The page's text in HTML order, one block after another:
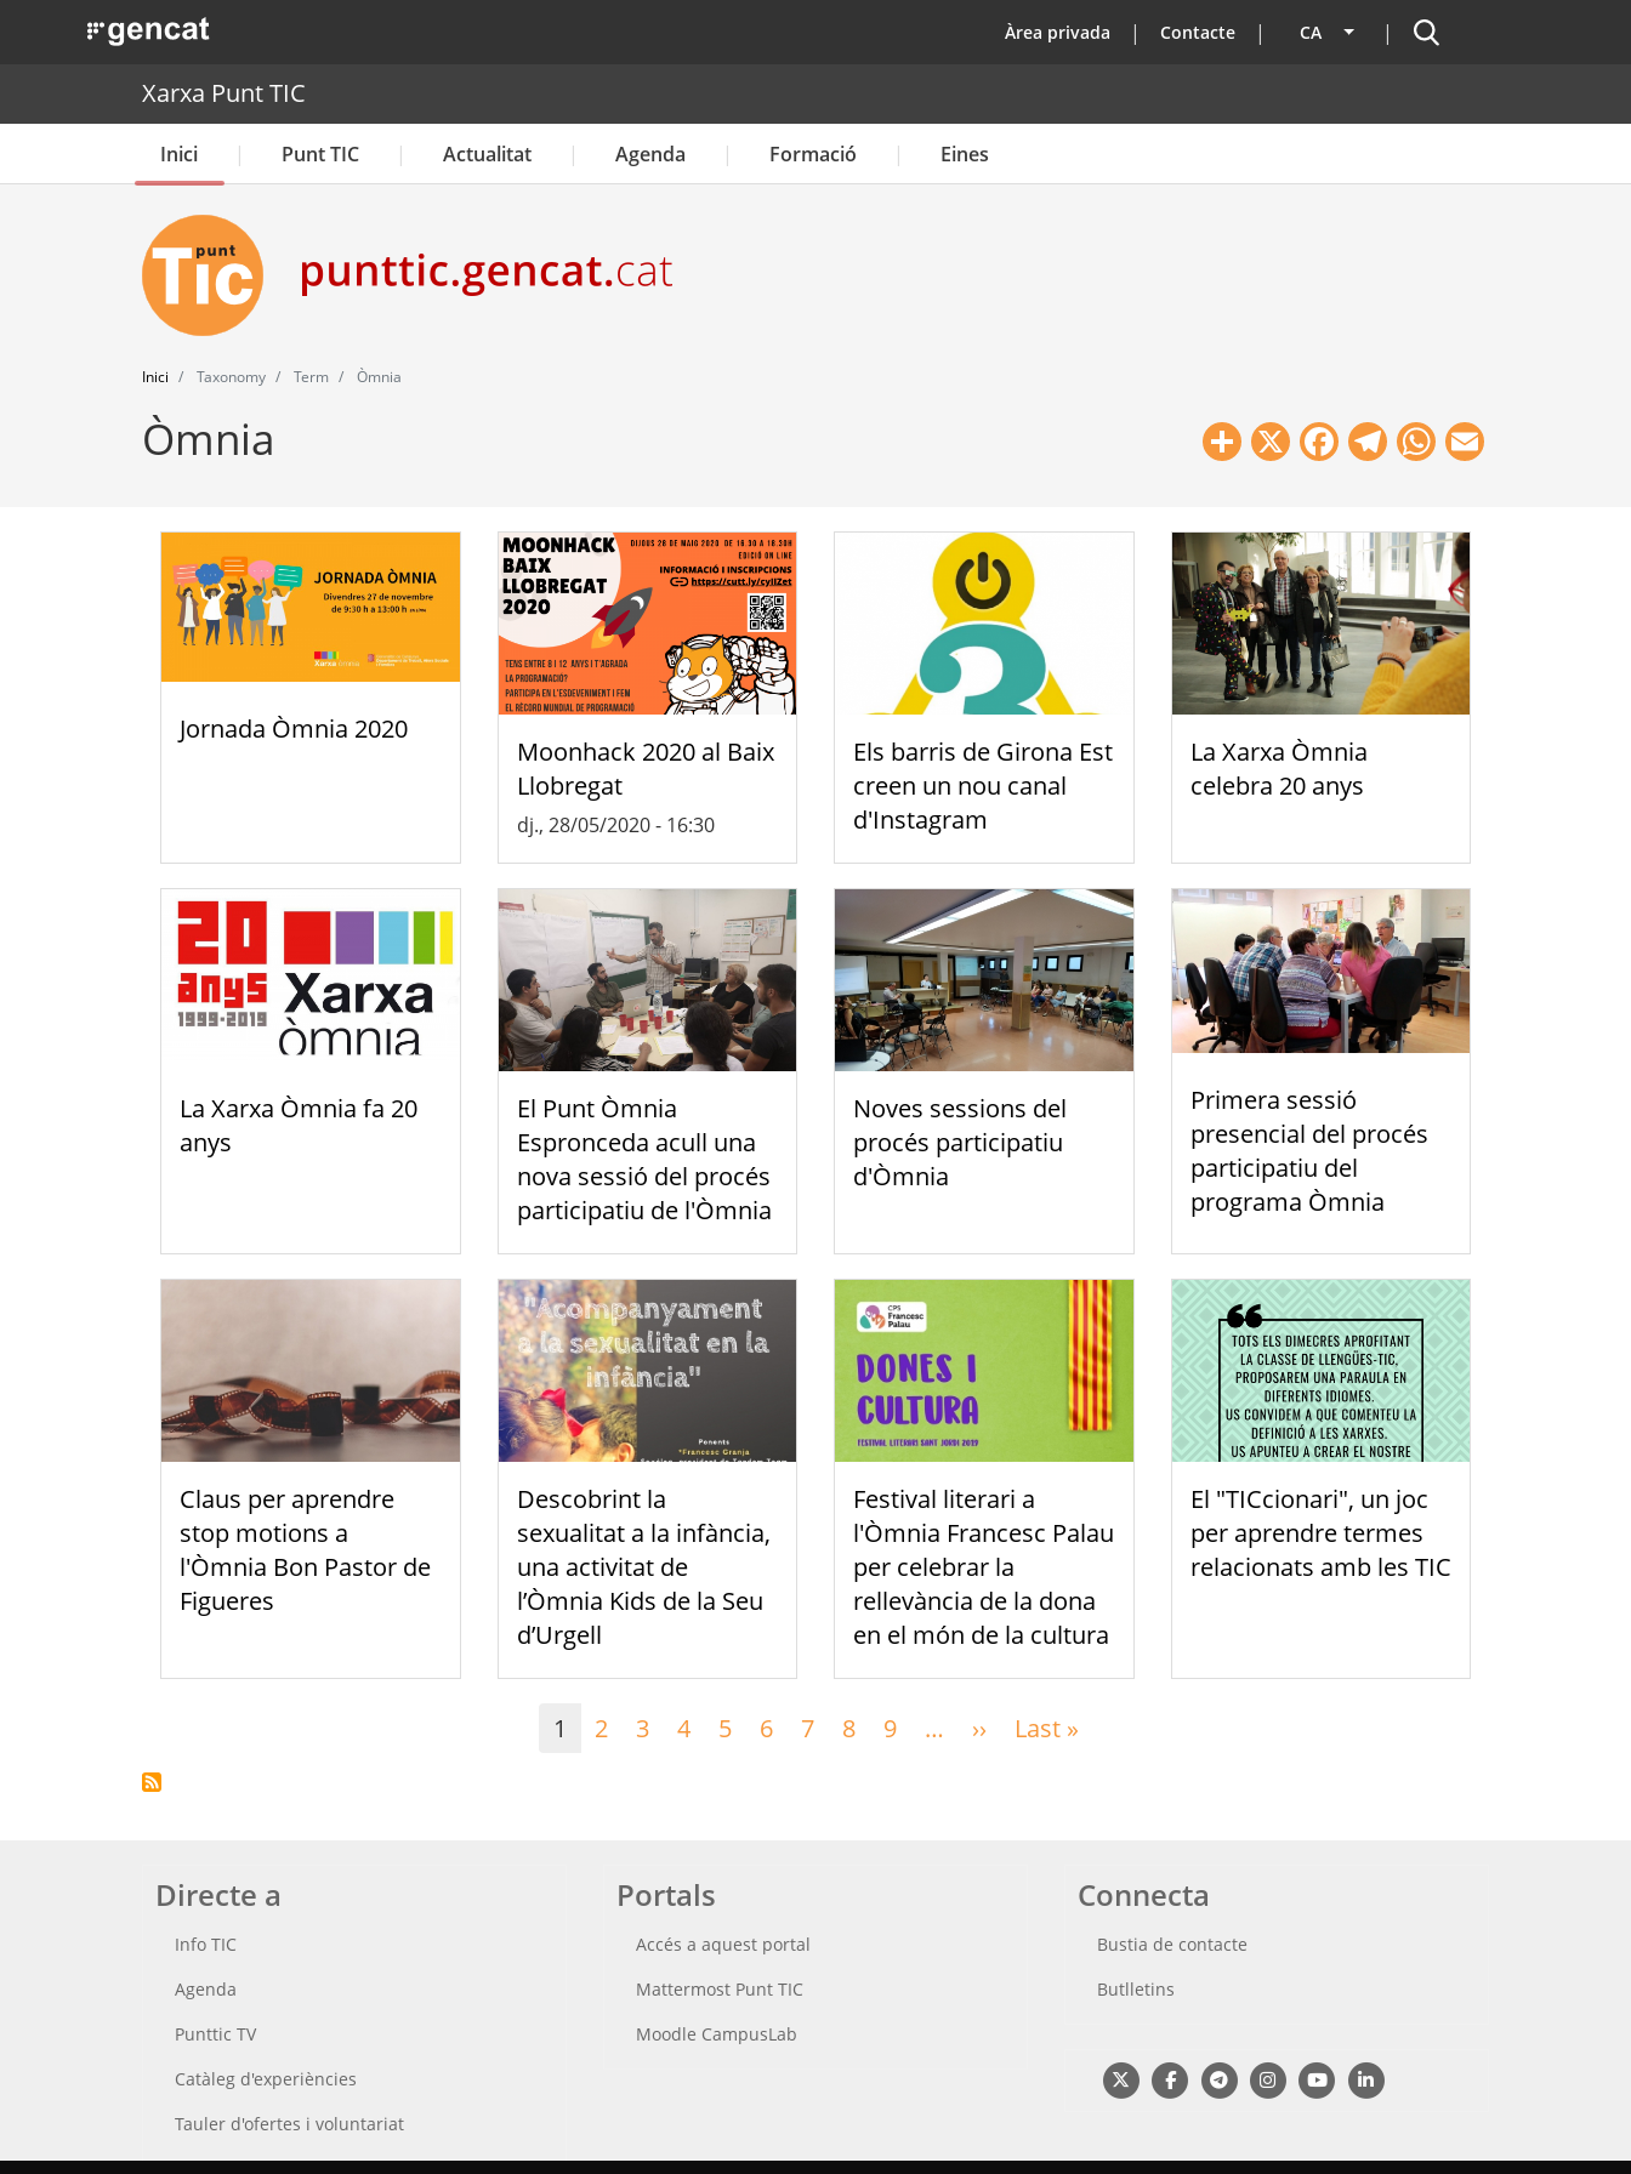
. Obre en una nova finestra. top
Àrea privada Contacte CA Llista les accions addicionals
Cercador
Xarxa Punt TIC
Inici Punt TIC Actualitat Agenda Formació Eines
Inici Taxonomy Term Òmnia
Òmnia Share
X Facebook
Telegram
WhatsApp
Jornada Òmnia 2020
Moonhack 2020 al Baix
Llobregat
dj., 28/05/2020 - 16:30
Els barris de Girona Est
creen un nou canal
d'Instagram
La Xarxa Òmnia
celebra 20 anys
La Xarxa Òmnia fa 20
anys
El Punt Òmnia
Espronceda acull una
nova sessió del procés
participatiu de l'Òmnia
Noves sessions del
procés participatiu
d'Òmnia
Primera sessió
presencial del procés
participatiu del
programa Òmnia
Claus per aprendre
stop motions a
l'Òmnia Bon Pastor de
Figueres
Descobrint la
sexualitat a la infància,
una activitat de
l’Òmnia Kids de la Seu
d’Urgell
Festival literari a
l'Òmnia Francesc Palau
per celebrar la
rellevància de la dona
en el món de la cultura
El "TICcionari", un joc
per aprendre termes
relacionats amb les TIC
1 2 3 4 5 6 7 8 9 … ›› Pàgina
Last »
Directe a
Info TIC
Agenda
Punttic TV
Catàleg d'experiències
Tauler d'ofertes i voluntariat
Cerca el teu Punt TIC
Portals
Accés a aquest portal
Mattermost Punt TIC
Moodle CampusLab
Connecta
Bustia de contacte
Butlletins